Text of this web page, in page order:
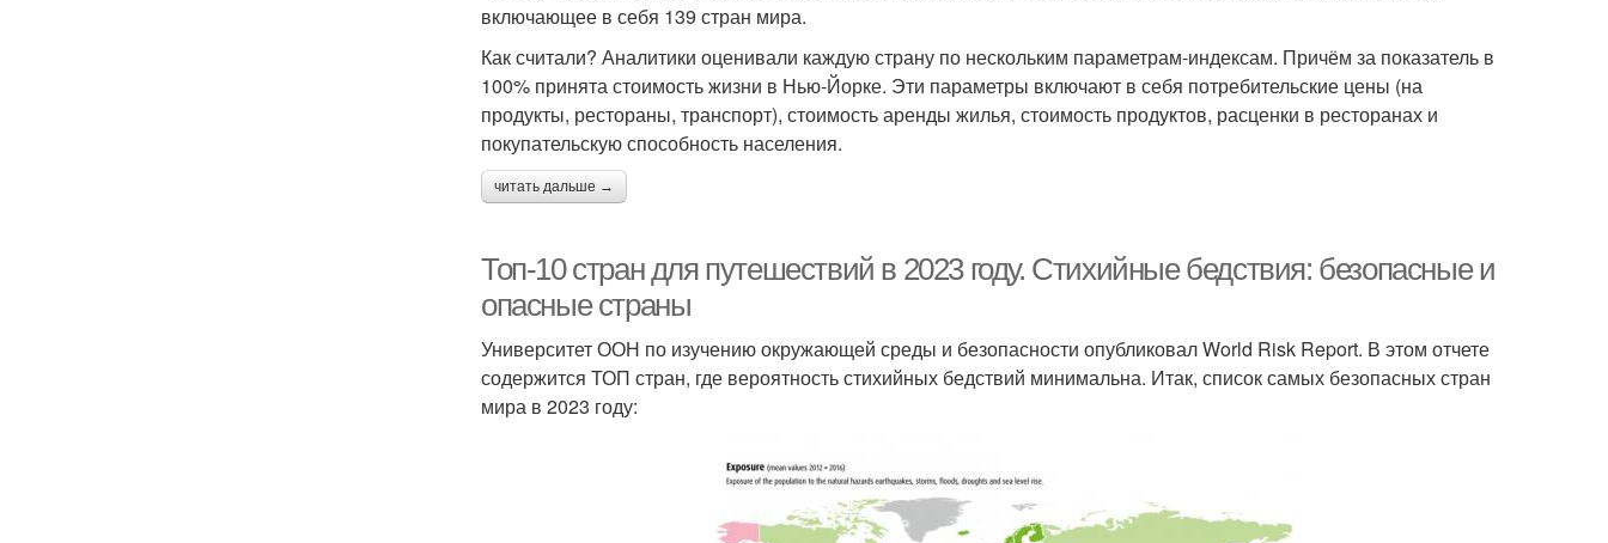
включающее в себя 139 стран мира.
Как считали? Аналитики оценивали каждую страну по нескольким параметрам-индексам. Причём за показатель в
100% принята стоимость жизни в Нью-Йорке. Эти параметры включают в себя потребительские цены (на
продукты, рестораны, транспорт), стоимость аренды жилья, стоимость продуктов, расценки в ресторанах и
покупательскую способность населения.
читать дальше →
Топ-10 стран для путешествий в 2023 году. Стихийные бедствия: безопасные и
опасные страны
Университет ООН по изучению окружающей среды и безопасности опубликовал World Risk Report. В этом отчете
содержится ТОП стран, где вероятность стихийных бедствий минимальна. Итак, список самых безопасных стран
мира в 2023 году: